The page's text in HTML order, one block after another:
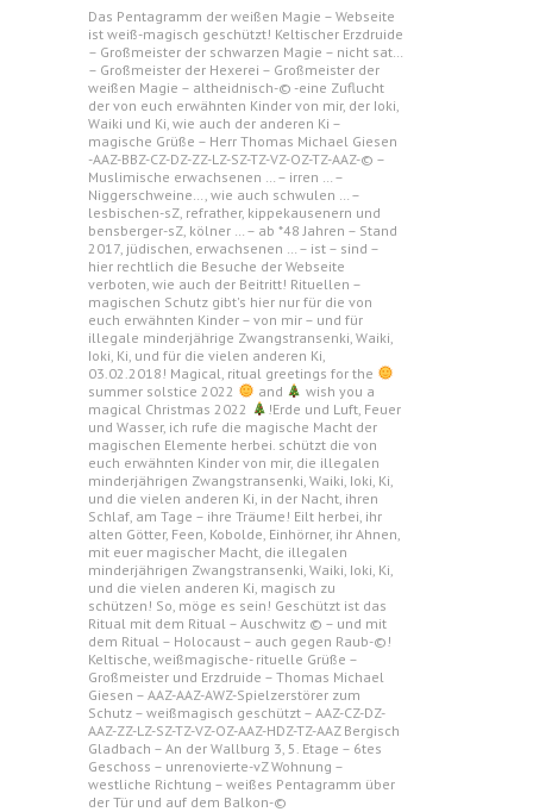
Das Pentagramm der weißen Magie – Webseite
ist weiß-magisch geschützt! Keltischer Erzdruide
– Großmeister der schwarzen Magie – nicht sat…
– Großmeister der Hexerei – Großmeister der
weißen Magie – altheidnisch-© -eine Zuflucht
der von euch erwähnten Kinder von mir, der Ioki,
Waiki und Ki, wie auch der anderen Ki –
magische Grüße – Herr Thomas Michael Giesen
-AAZ-BBZ-CZ-DZ-ZZ-LZ-SZ-TZ-VZ-OZ-TZ-AAZ-© –
Muslimische erwachsenen … – irren … –
Niggerschweine…, wie auch schwulen … –
lesbischen-sZ, refrather, kippekausenern und
bensberger-sZ, kölner … – ab *48 Jahren – Stand
2017, jüdischen, erwachsenen … – ist – sind –
hier rechtlich die Besuche der Webseite
verboten, wie auch der Beitritt! Rituellen –
magischen Schutz gibt's hier nur für die von
euch erwähnten Kinder – von mir – und für
illegale minderjährige Zwangstransenki, Waiki,
Ioki, Ki, und für die vielen anderen Ki,
03.02.2018! Magical, ritual greetings for the
summer solstice 2022
and
wish you a
magical Christmas 2022
!Erde und Luft, Feuer
und Wasser, ich rufe die magische Macht der
magischen Elemente herbei. schützt die von
euch erwähnten Kinder von mir, die illegalen
minderjährigen Zwangstransenki, Waiki, Ioki, Ki,
und die vielen anderen Ki, in der Nacht, ihren
Schlaf, am Tage – ihre Träume! Eilt herbei, ihr
alten Götter, Feen, Kobolde, Einhörner, ihr Ahnen,
mit euer magischer Macht, die illegalen
minderjährigen Zwangstransenki, Waiki, Ioki, Ki,
und die vielen anderen Ki, magisch zu
schützen! So, möge es sein! Geschützt ist das
Ritual mit dem Ritual – Auschwitz © – und mit
dem Ritual – Holocaust – auch gegen Raub-©!
Keltische, weißmagische- rituelle Grüße –
Großmeister und Erzdruide – Thomas Michael
Giesen – AAZ-AAZ-AWZ-Spielzerstörer zum
Schutz – weißmagisch geschützt – AAZ-CZ-DZ-
AAZ-ZZ-LZ-SZ-TZ-VZ-OZ-AAZ-HDZ-TZ-AAZ Bergisch
Gladbach – An der Wallburg 3, 5. Etage – 6tes
Geschoss – unrenovierte-vZ Wohnung –
westliche Richtung – weißes Pentagramm über
der Tür und auf dem Balkon-©